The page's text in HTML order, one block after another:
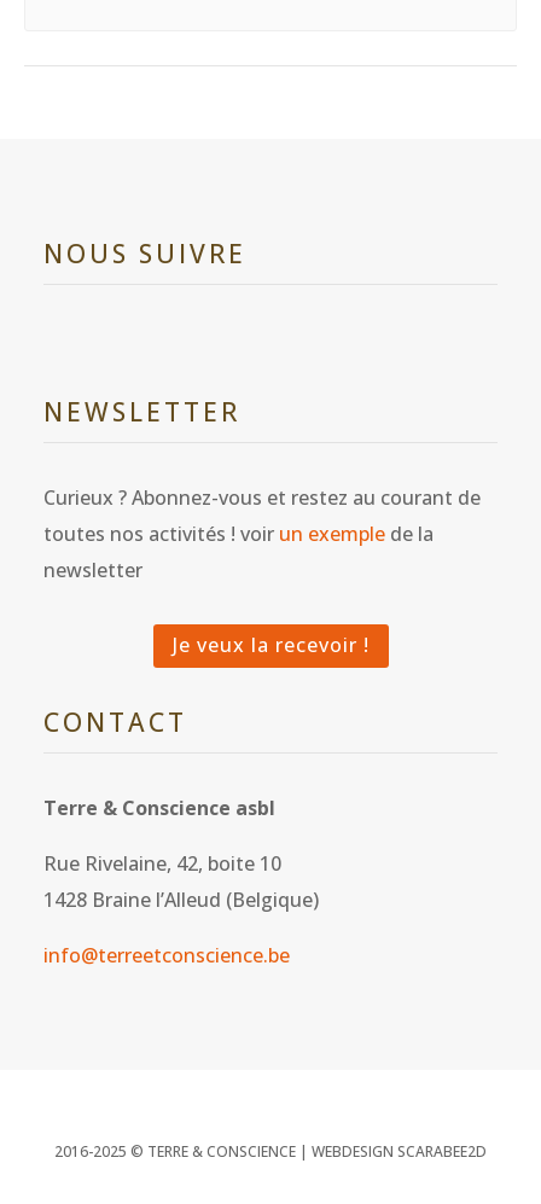
NOUS SUIVRE
NEWSLETTER
Curieux ? Abonnez-vous et restez au courant de
toutes nos activités ! voir un exemplede la
newsletter
Je veux la recevoir !
CONTACT
Terre & Conscience asbl
Rue Rivelaine, 42, boite 10
1428 Braine l’Alleud (Belgique)
info@terreetconscience.be
2016-2025 © TERRE & CONSCIENCE | WEBDESIGN SCARABEE2D